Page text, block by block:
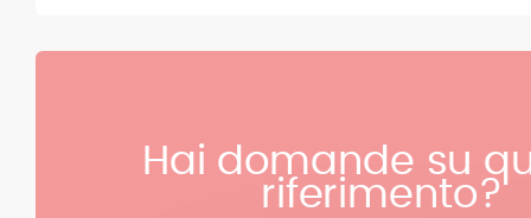
Hai domande su
riferimento?